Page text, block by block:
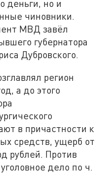
деньги, но и
чиновники.
МВД завёл
губернатора
Дубровского.
регион
а до этого
в причастности к
средств, ущерб от
рублей. Против
дело по ч.